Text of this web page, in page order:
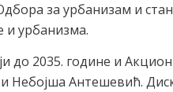
за урбанизам и
и урбанизма.
до 2035. године и
Антешевић.